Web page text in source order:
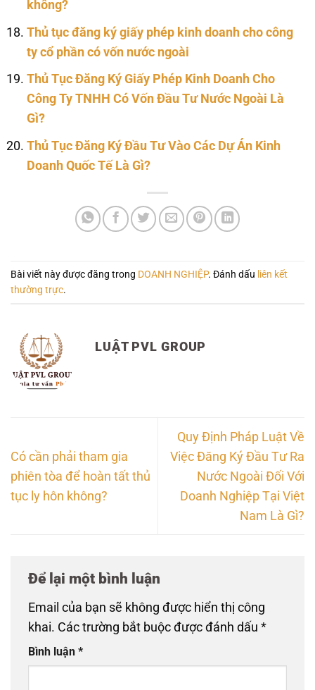
không?
Thủ tục đăng ký giấy phép kinh doanh cho công
ty cổ phần có vốn nước ngoài
Thủ Tục Đăng Ký Giấy Phép Kinh Doanh Cho
Công Ty TNHH Có Vốn Đầu Tư Nước Ngoài Là
Gì?
Thủ Tục Đăng Ký Đầu Tư Vào Các Dự Án Kinh
Doanh Quốc Tế Là Gì?
Bài viết này được đăng trong DOANH NGHIỆP. Đánh dấu liên kết
thường trực.
LUẬT PVL GROUP
Có cần phải tham gia
phiên tòa để hoàn tất thủ
tục ly hôn không?
Quy Định Pháp Luật Về
Việc Đăng Ký Đầu Tư Ra
Nước Ngoài Đối Với
Doanh Nghiệp Tại Việt
Nam Là Gì?
Để lại một bình luận
Email của bạn sẽ không được hiển thị công
khai. Các trường bắt buộc được đánh dấu *
Bình luận *